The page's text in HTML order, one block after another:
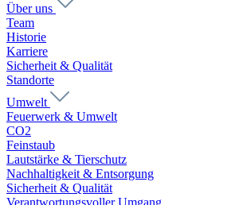
Über uns
Team
Historie
Karriere
Sicherheit & Qualität
Standorte
Umwelt
Feuerwerk & Umwelt
CO2
Feinstaub
Lautstärke & Tierschutz
Nachhaltigkeit & Entsorgung
Sicherheit & Qualität
Verantwortungsvoller Umgang